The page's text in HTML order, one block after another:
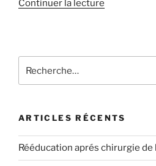
Continuer la lecture
pour
ARTICLES RÉCENTS
Rééducation aprés chirurgie